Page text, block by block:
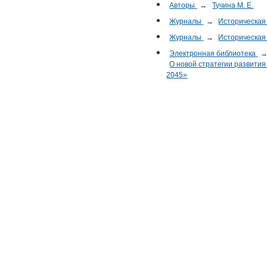
Авторы
→
Тучина М. Е.
Журналы
→
Журналы
→
Электронная библиотека
О новой стратегии
2045»